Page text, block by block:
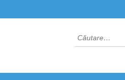
Caută
după: